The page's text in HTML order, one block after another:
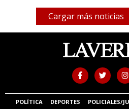
Cargar más noticias
POLÍTICA DEPORTES POLICIALES/